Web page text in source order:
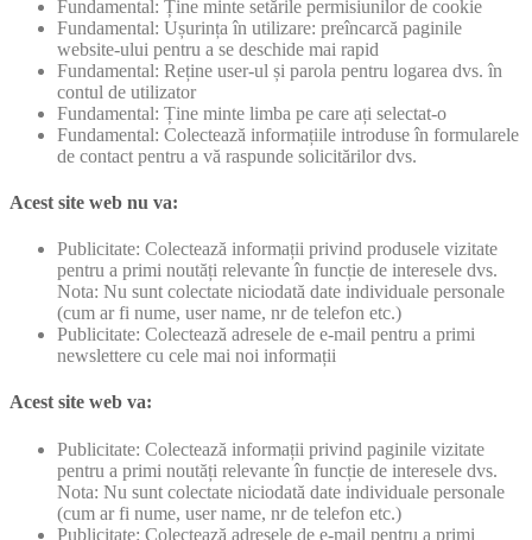
Fundamental: Ține minte setările permisiunilor de cookie
Fundamental: Ușurința în utilizare: preîncarcă paginile
website-ului pentru a se deschide mai rapid
Fundamental: Reține user-ul și parola pentru logarea dvs. în
contul de utilizator
Fundamental: Ține minte limba pe care ați selectat-o
Fundamental: Colectează informațiile introduse în formularele
de contact pentru a vă raspunde solicitărilor dvs.
Acest site web nu va:
Publicitate: Colectează informații privind produsele vizitate
pentru a primi noutăți relevante în funcție de interesele dvs.
Nota: Nu sunt colectate niciodată date individuale personale
(cum ar fi nume, user name, nr de telefon etc.)
Publicitate: Colectează adresele de e-mail pentru a primi
newslettere cu cele mai noi informații
Acest site web va:
Publicitate: Colectează informații privind paginile vizitate
pentru a primi noutăți relevante în funcție de interesele dvs.
Nota: Nu sunt colectate niciodată date individuale personale
(cum ar fi nume, user name, nr de telefon etc.)
Publicitate: Colectează adresele de e-mail pentru a primi